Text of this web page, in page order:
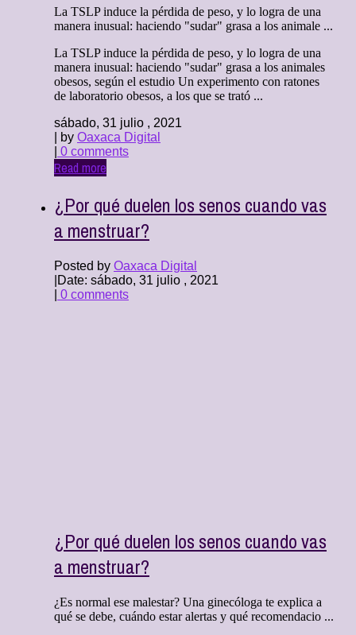
La TSLP induce la pérdida de peso, y lo logra de una
manera inusual: haciendo "sudar" grasa a los animale ...
La TSLP induce la pérdida de peso, y lo logra de una
manera inusual: haciendo "sudar" grasa a los animales
obesos, según el estudio Un experimento con ratones
de laboratorio obesos, a los que se trató ...
sábado, 31 julio , 2021
| by Oaxaca Digital
0 comments
Read more
¿Por qué duelen los senos cuando vas
a menstruar?
Posted by Oaxaca Digital
Date: sábado, 31 julio , 2021
0 comments
¿Por qué duelen los senos cuando vas
a menstruar?
¿Es normal ese malestar? Una ginecóloga te explica a
qué se debe, cuándo estar alertas y qué recomendacio ...